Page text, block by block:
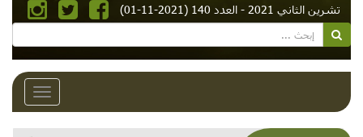
تشرين الثاني 2021 - العدد 140 (2021-11-01)
Toggle